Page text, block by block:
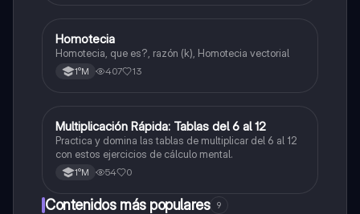
Matemáticas
Homotecia
Homotecia, que es?, razón (k), Homotecia vectorial
1°M 407 13
MMatemáticas
Multiplicación Rápida: Tablas del 6 al 12
Practica y domina las tablas de multiplicar del 6 al 12
con estos ejercicios de cálculo mental.
1°M 54 0
Contenidos más populares 9